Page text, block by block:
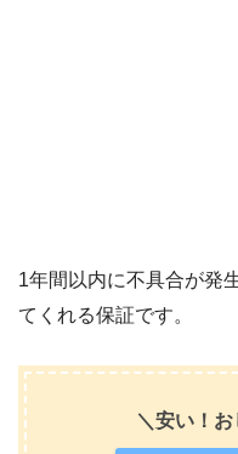
1年間以内に不具合が発
てくれる保証です。
＼安い！